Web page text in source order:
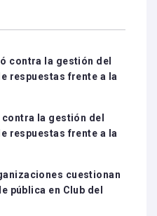
contra la gestión del
respuestas frente a la
la gestión del
respuestas frente a la
cuestionan
pública en Club del